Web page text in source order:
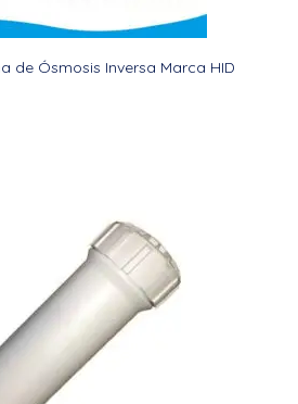
de Ósmosis Inversa Marca HID